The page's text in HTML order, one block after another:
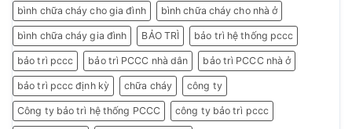
bình chữa cháy cho gia đình bình chữa cháy cho nhà ở
bình chữa cháy gia đình BẢO TRÌ bảo trì hệ thống pccc
bảo trì pccc bảo trì PCCC nhà dân bảo trì PCCC nhà ở
bảo trì pccc định kỳ chữa cháy công ty
Công ty bảo trì hệ thống PCCC công ty bảo trì pccc